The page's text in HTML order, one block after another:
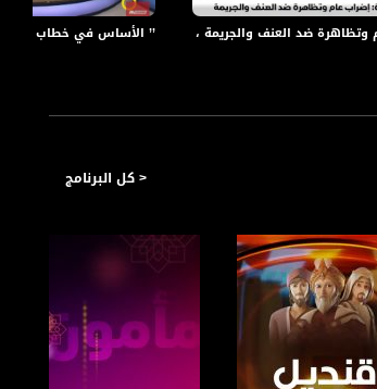
’’ الأساس في خطاب الرئيس
ضد العنف والجريمة ، تقرير،اخبار مساواة،13.10.2019،قناة مساواة
< كل البرنامج